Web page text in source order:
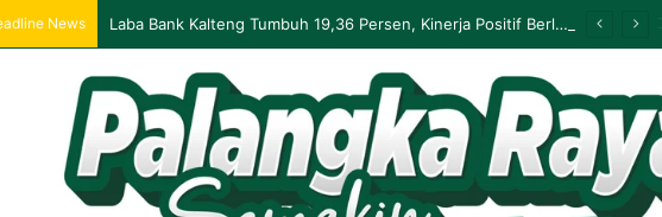
News Laba Bank Kalteng Tumbuh 19,36 Persen, Kinerja Positif Berlanjut hingga Mei 2026